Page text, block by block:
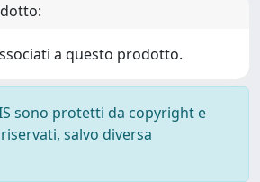
a questo prodotto.
sono protetti da copyright e
salvo diversa